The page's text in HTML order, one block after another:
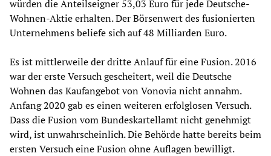
würden die Anteilseigner 53,03 Euro für jede Deutsche-
Wohnen-Aktie erhalten. Der Börsenwert des fusionierten
Unternehmens beliefe sich auf 48 Milliarden Euro.
Es ist mittlerweile der dritte Anlauf für eine Fusion. 2016
war der erste Versuch gescheitert, weil die Deutsche
Wohnen das Kaufangebot von Vonovia nicht annahm.
Anfang 2020 gab es einen weiteren erfolglosen Versuch.
Dass die Fusion vom Bundeskartellamt nicht genehmigt
wird, ist unwahrscheinlich. Die Behörde hatte bereits beim
ersten Versuch eine Fusion ohne Auflagen bewilligt.